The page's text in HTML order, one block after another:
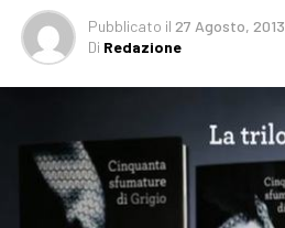
Pubblicato il 27 Agosto, 2013
Di Redazione